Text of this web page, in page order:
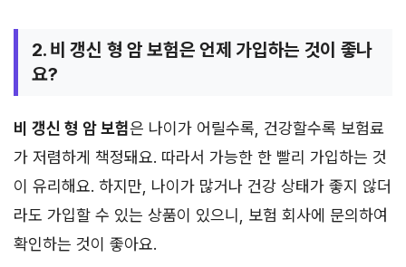
2. 비 갱신 형 암 보험은 언제 가입하는 것이 좋나
요?
비 갱신 형 암 보험은 나이가 어릴수록, 건강할수록 보험료
가 저렴하게 책정돼요. 따라서 가능한 한 빨리 가입하는 것
이 유리해요. 하지만, 나이가 많거나 건강 상태가 좋지 않더
라도 가입할 수 있는 상품이 있으니, 보험 회사에 문의하여
확인하는 것이 좋아요.